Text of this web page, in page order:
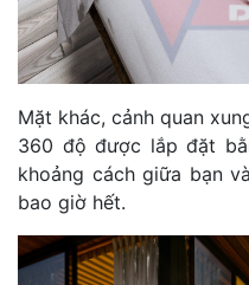
Mặt khác, cảnh quan
360 độ được lắp đặt
khoảng cách giữa bạn
bao giờ hết.